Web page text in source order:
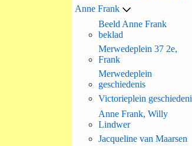
Anne Frank
Beeld Anne Frank
beklad
Merwedeplein 37 2e,
Frank
Merwedeplein
geschiedenis
Victorieplein geschiedeni
Anne Frank, Willy
Lindwer
Jacqueline van Maarsen